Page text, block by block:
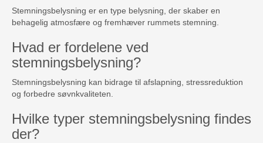
Stemningsbelysning er en type belysning, der skaber en
behagelig atmosfære og fremhæver rummets stemning.
Hvad er fordelene ved
stemningsbelysning?
Stemningsbelysning kan bidrage til afslapning, stressreduktion
og forbedre søvnkvaliteten.
Hvilke typer stemningsbelysning findes
der?